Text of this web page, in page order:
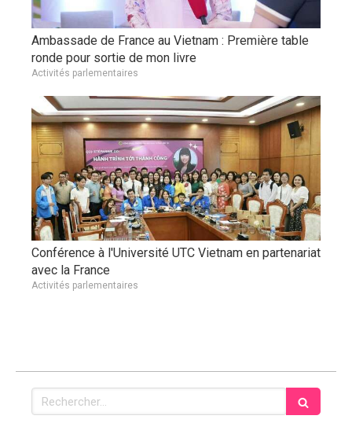
Ambassade de France au Vietnam : Première table
ronde pour sortie de mon livre
Activités parlementaires
Conférence à l'Université UTC Vietnam en partenariat
avec la France
Activités parlementaires
Rechercher